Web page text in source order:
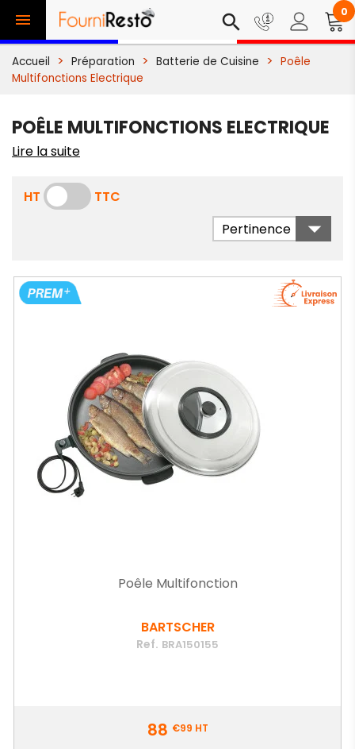
 search 0
Accueil Préparation Batterie de Cuisine
Poêle
Multifonctions Electrique
POÊLE MULTIFONCTIONS ELECTRIQUE
Lire la suite
HT
TTC
Pertinence

Poêle Multifonction
BARTSCHER
Ref. BRA150155
88 €99 HT